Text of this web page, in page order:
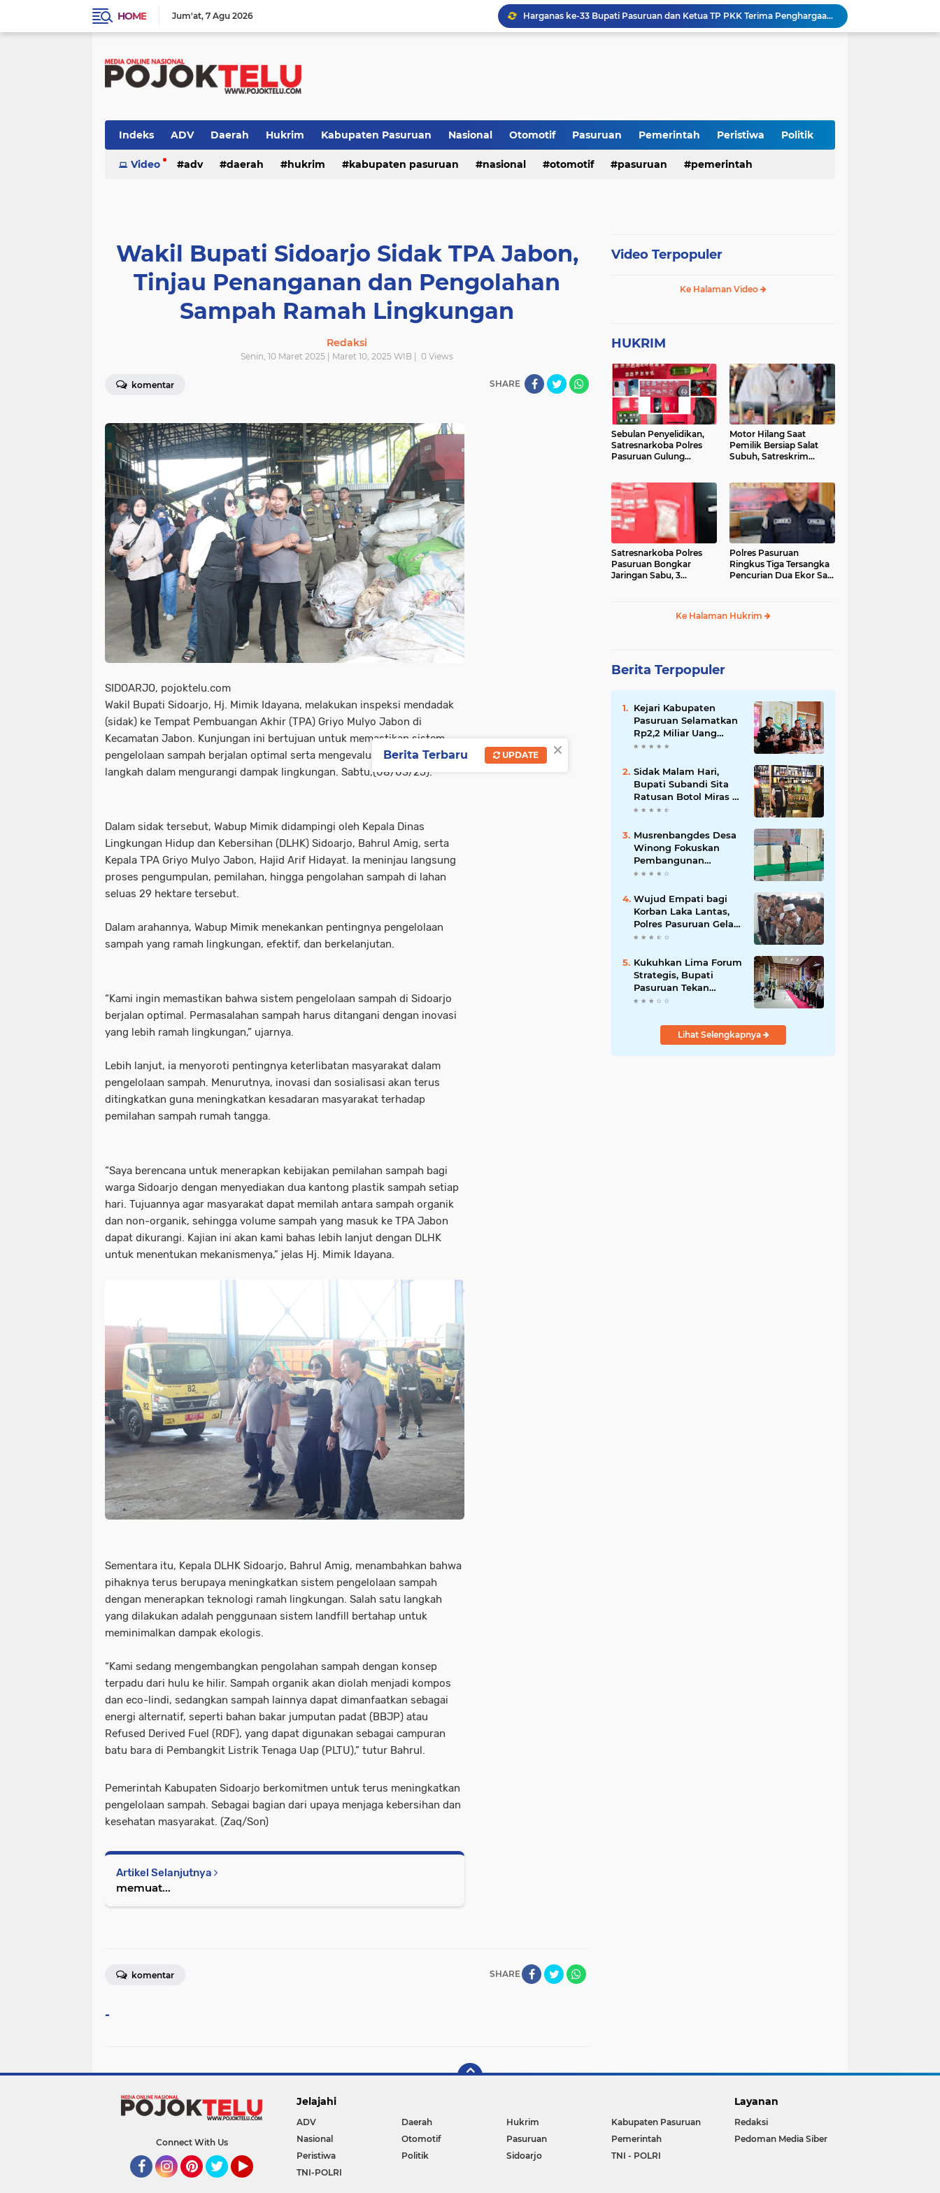
HOME Jum'at 7 Agu 2026
Harganas ke-33 Bupati Pasuruan dan Ketua TP PKK Terima Penghargaan Nasional Bidang Kependudukan
ITS Hibahkan Mesin Pirolisis ke Desa Randupitu Pasuruan, Ubah Sampah Plastik Jadi BBM
Polres Mojokerto Imbau Masyarakat Tidak Gunakan Sepeda Listrik di Jalan Raya
Indeks ADV Daerah Hukrim Kabupaten Pasuruan Nasional Otomotif Pasuruan Pemerintah Peristiwa Politik
Sidoarjo TNI - POLRI TNI-POLRI
Video adv daerah hukrim kabupaten pasuruan nasional otomotif pasuruan pemerintah
Wakil Bupati Sidoarjo Sidak TPA Jabon,
Tinjau Penanganan dan Pengolahan
Sampah Ramah Lingkungan
Redaksi
Senin, 10 Maret 2025 | Maret 10, 2025 WIB | 0 Views
komentar SHARE
SIDOARJO, pojoktelu.com
Wakil Bupati Sidoarjo, Hj. Mimik Idayana, melakukan inspeksi mendadak
(sidak) ke Tempat Pembuangan Akhir (TPA) Griyo Mulyo Jabon di
Kecamatan Jabon. Kunjungan ini bertujuan untuk memastikan sistem
pengelolaan sampah berjalan optimal serta mengevaluasi langkah-
langkah dalam mengurangi dampak lingkungan. Sabtu,(08/03/25).
Dalam sidak tersebut, Wabup Mimik didampingi oleh Kepala Dinas
Lingkungan Hidup dan Kebersihan (DLHK) Sidoarjo, Bahrul Amig, serta
Kepala TPA Griyo Mulyo Jabon, Hajid Arif Hidayat. Ia meninjau langsung
proses pengumpulan, pemilahan, hingga pengolahan sampah di lahan
seluas 29 hektare tersebut.
Dalam arahannya, Wabup Mimik menekankan pentingnya pengelolaan
sampah yang ramah lingkungan, efektif, dan berkelanjutan.
“Kami ingin memastikan bahwa sistem pengelolaan sampah di Sidoarjo
berjalan optimal. Permasalahan sampah harus ditangani dengan inovasi
yang lebih ramah lingkungan,” ujarnya.
Lebih lanjut, ia menyoroti pentingnya keterlibatan masyarakat dalam
pengelolaan sampah. Menurutnya, inovasi dan sosialisasi akan terus
ditingkatkan guna meningkatkan kesadaran masyarakat terhadap
pemilahan sampah rumah tangga.
“Saya berencana untuk menerapkan kebijakan pemilahan sampah bagi
warga Sidoarjo dengan menyediakan dua kantong plastik sampah setiap
hari. Tujuannya agar masyarakat dapat memilah antara sampah organik
dan non-organik, sehingga volume sampah yang masuk ke TPA Jabon
dapat dikurangi. Kajian ini akan kami bahas lebih lanjut dengan DLHK
untuk menentukan mekanismenya,” jelas Hj. Mimik Idayana.
Sementara itu, Kepala DLHK Sidoarjo, Bahrul Amig, menambahkan bahwa
pihaknya terus berupaya meningkatkan sistem pengelolaan sampah
dengan menerapkan teknologi ramah lingkungan. Salah satu langkah
yang dilakukan adalah penggunaan sistem landfill bertahap untuk
meminimalkan dampak ekologis.
“Kami sedang mengembangkan pengolahan sampah dengan konsep
terpadu dari hulu ke hilir. Sampah organik akan diolah menjadi kompos
dan eco-lindi, sedangkan sampah lainnya dapat dimanfaatkan sebagai
energi alternatif, seperti bahan bakar jumputan padat (BBJP) atau
Refused Derived Fuel (RDF), yang dapat digunakan sebagai campuran
batu bara di Pembangkit Listrik Tenaga Uap (PLTU),” tutur Bahrul.
Pemerintah Kabupaten Sidoarjo berkomitmen untuk terus meningkatkan
pengelolaan sampah. Sebagai bagian dari upaya menjaga kebersihan dan
kesehatan masyarakat. (Zaq/Son)
Artikel Selanjutnya
memuat...
SHARE
komentar
-
Video Terpopuler
Ke Halaman Video
HUKRIM
Sebulan Penyelidikan,
Satresnarkoba Polres
Pasuruan Gulung
Motor Hilang Saat
Pemilik Bersiap Salat
Subuh, Satreskrim
Satresnarkoba Polres
Pasuruan Bongkar
Jaringan Sabu, 3
Polres Pasuruan
Ringkus Tiga Tersangka
Pencurian Dua Ekor Sapi
Ke Halaman Hukrim
Berita Terpopuler
Kejari Kabupaten
Pasuruan Selamatkan
Rp2,2 Miliar Uang
Negara dari Korupsi
Sidak Malam Hari,
Bupati Subandi Sita
Ratusan Botol Miras di
Kawasan Perumahan
Musrenbangdes Desa
Winong Fokuskan
Pembangunan
Berbasis Potensi Lokal,
Meski Dihantam
Efisiensi Anggaran
Wujud Empati bagi
Korban Laka Lantas,
Polres Pasuruan Gelar
Salat Ghaib dan Doa
Kukuhkan Lima Forum
Strategis, Bupati
Pasuruan Tekan
Pentingnya Program
Lihat Selengkapnya
Connect With Us
Jelajahi
ADV Daerah Hukrim
Kabupaten Pasuruan
Nasional
Otomotif Pasuruan
Pemerintah
Peristiwa
Politik Sidoarjo
TNI - POLRI
TNI-POLRI
Layanan
Redaksi
Pedoman Media Siber
×
Berita Terbaru UPDATE